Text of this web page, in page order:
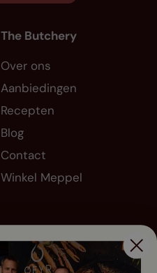
The Butchery
Over ons
Aanbiedingen
Recepten
Blog
Contact
Winkel Meppel
Socials